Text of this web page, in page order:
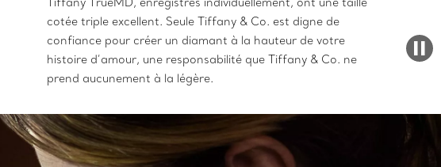
cotée triple excellent. Seule Tiffany & Co. est digne de
confiance pour créer un diamant à la hauteur de votre
histoire d’amour, une responsabilité que Tiffany & Co. ne
prend aucunement à la légère.